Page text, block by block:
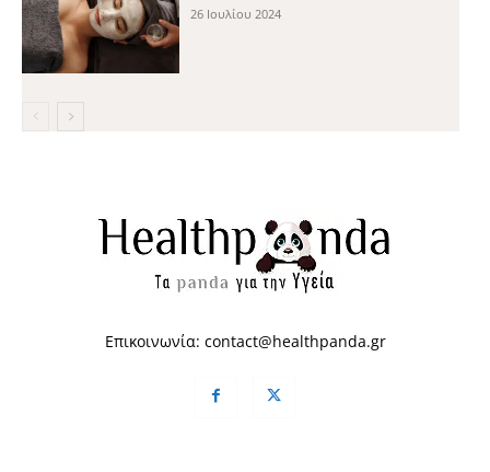
26 Ιουλίου 2024
Επικοινωνία: contact@healthpanda.gr